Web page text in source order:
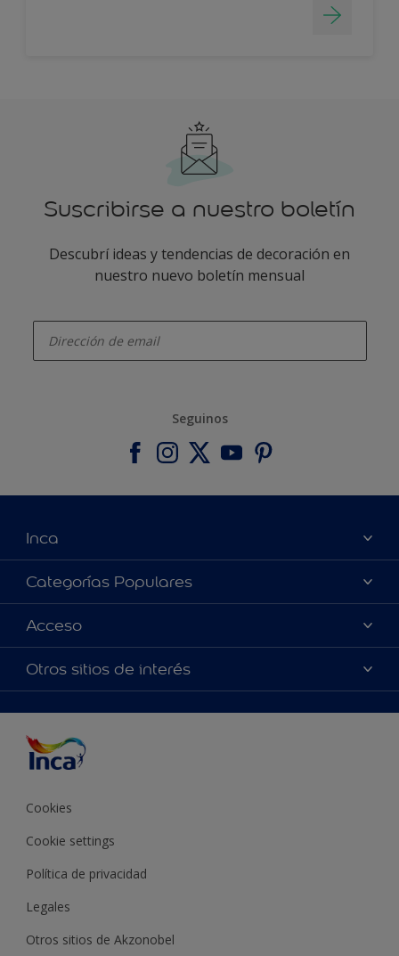
Suscribirse a nuestro boletín
Descubrí ideas y tendencias de decoración en
nuestro nuevo boletín mensual
Seguinos
Inca
Acerca de Inca
Contactanos
Encontrá un distribuidor Inca
Categorías Populares
Colores
Productos
Inspiración
Acceso
Accesibilidad
Precisión del color
Otros sitios de interés
Cookies
Cookie settings
Política de privacidad
Legales
Otros sitios de Akzonobel